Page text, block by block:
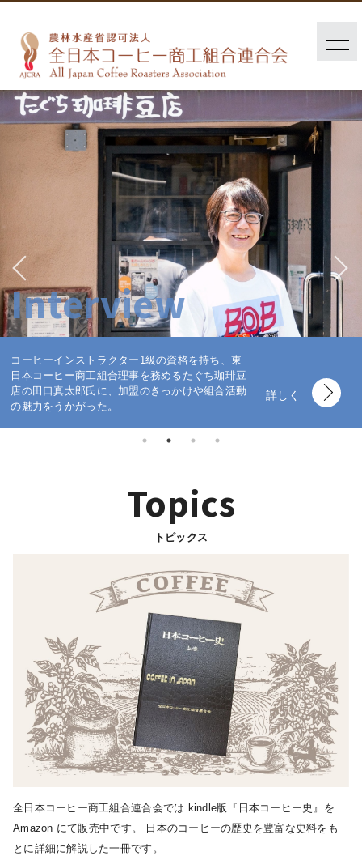
Interview
コーヒーインストラクター1級の資格を持ち、東
日本コーヒー商工組合理事を務めるたぐち珈琲豆
店の田口真太郎氏に、加盟のきっかけや組合活動
の魅力をうかがった。
詳しく
Topics
トピックス
全日本コーヒー商工組合連合会では kindle版『日本コーヒー史』を
Amazon にて販売中です。 日本のコーヒーの歴史を豊富な史料をも
とに詳細に解説した一冊です。